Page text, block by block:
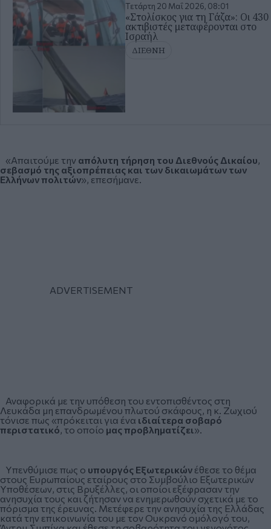
Τετάρτη 20 Μαΐ 2026, 08:01
«Στολίσκος για τη Γάζα»: Οι 430
ακτιβιστές μεταφέρονται στο
Ισραήλ
ΔΙΕΘΝΗ
«Απαιτούμε την απόλυτη τήρηση του Διεθνούς Δικαίου,
σεβασμό της αξιοπρέπειας και των δικαιωμάτων των
Ελλήνων πολιτών», επεσήμανε.
Αναφορικά με την υπόθεση του εντοπισθέντος στη
Λευκάδα μη επανδρωμένου πλωτού σκάφους, η κ. Ζωχιού
τόνισε πως «πρόκειται για ένα ιδιαίτερα σοβαρό
περιστατικό, το οποίο μας προβληματίζει».
Υπενθύμισε πως ο υπουργός Εξωτερικών έθεσε το θέμα
στους Ευρωπαίους εταίρους στο Συμβούλιο Εξωτερικών
Υποθέσεων, στις Βρυξέλλες, οι οποίοι εξέφρασαν την
ανησυχία τους και ζήτησαν να ενημερωθούν σχετικά με το
πόρισμα της έρευνας. Μετέφερε την ανησυχία της Ελλάδας
κατά την επικοινωνία του με τον Ουκρανό ομόλογό του,